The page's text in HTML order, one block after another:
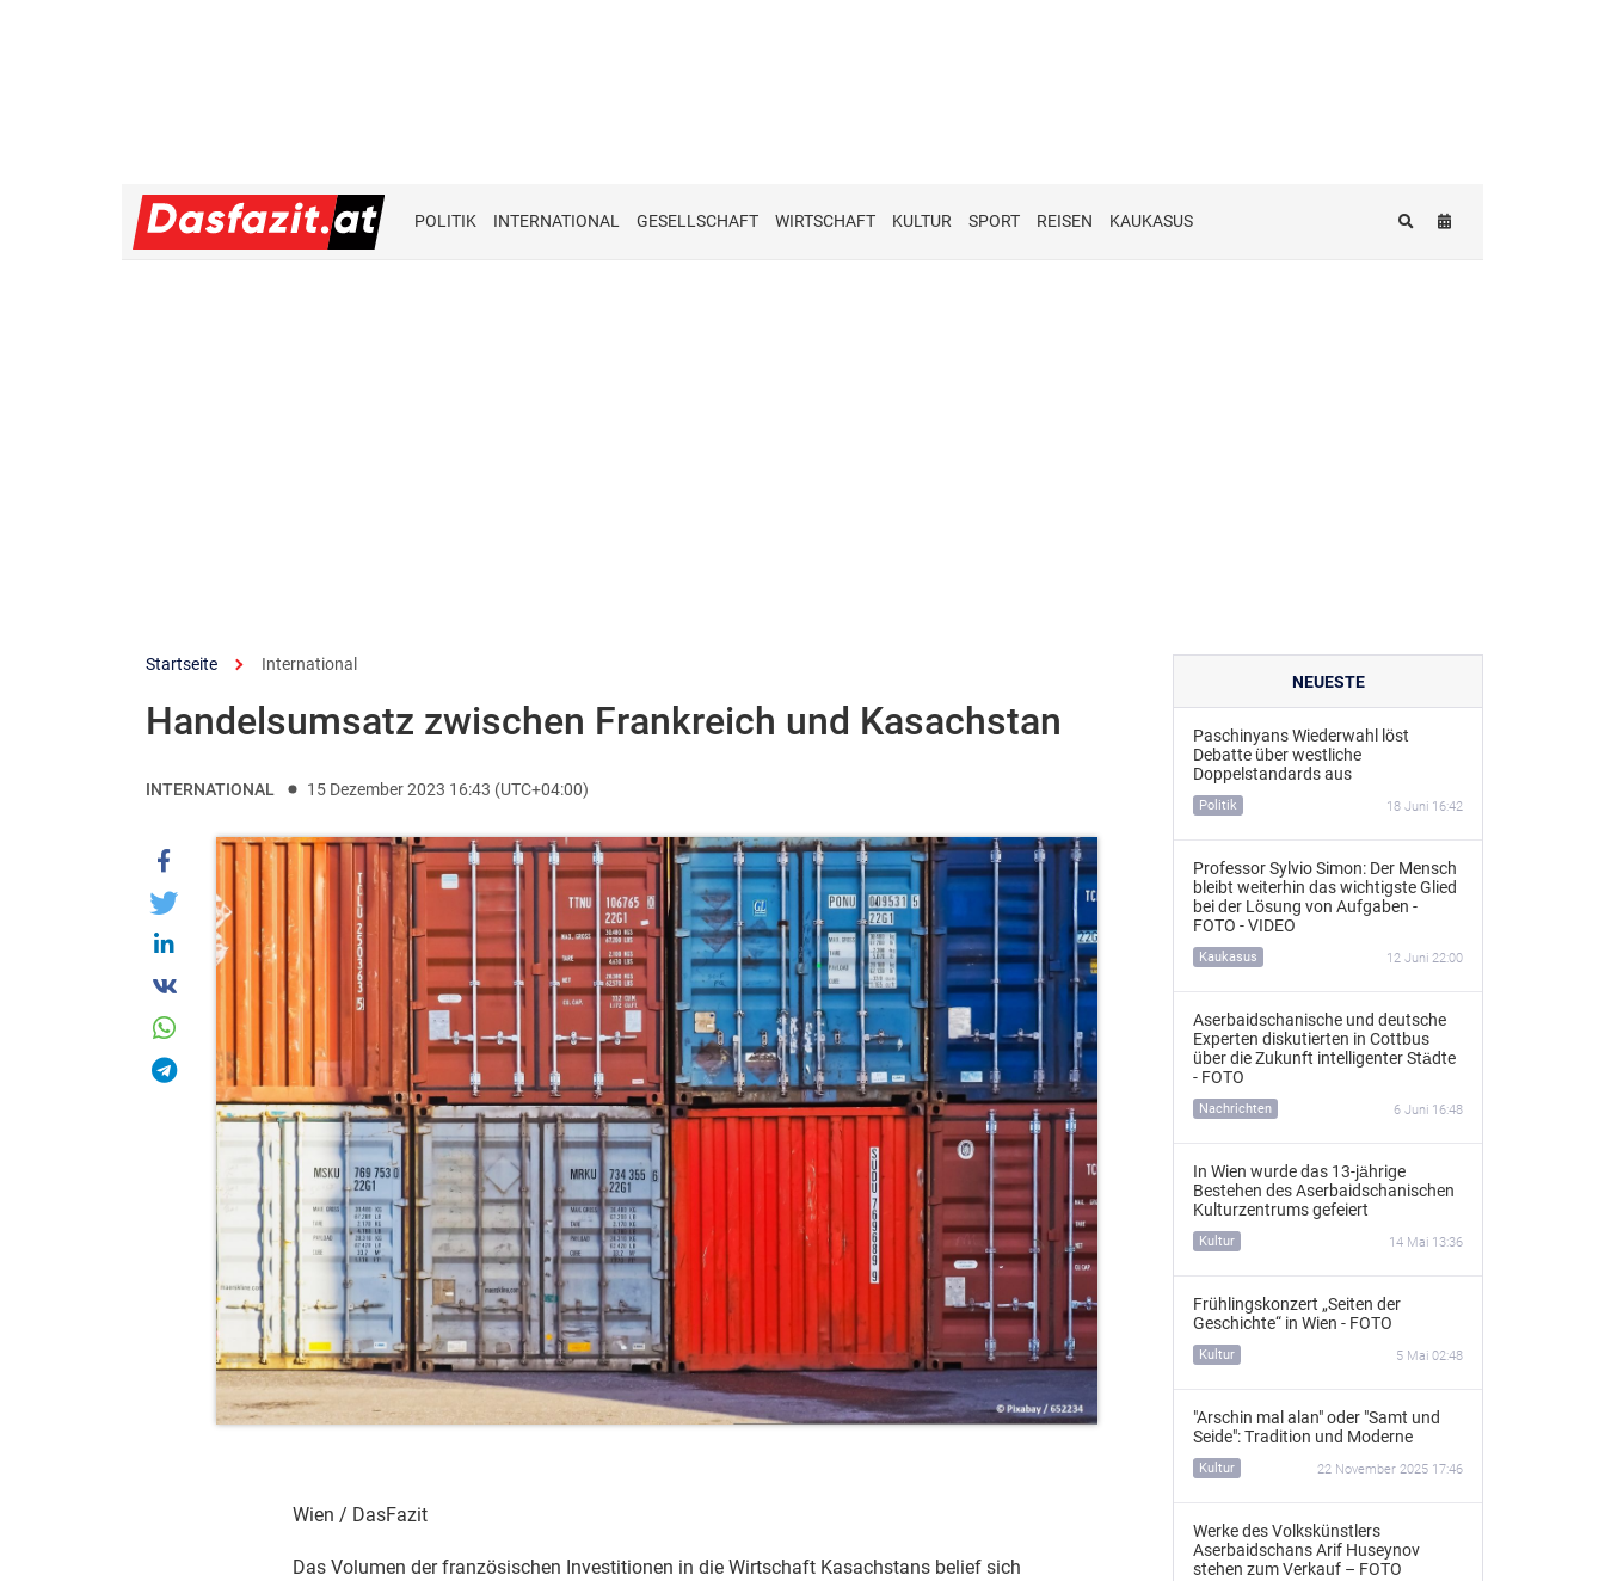
POLITIK INTERNATIONAL GESELLSCHAFT WIRTSCHAFT KULTUR SPORT REISEN KAUKASUS
Startseite International
Handelsumsatz zwischen Frankreich und Kasachstan
INTERNATIONAL 15 Dezember 2023 16:43 (UTC+04:00)
Wien / DasFazit
Das Volumen der französischen Investitionen in die Wirtschaft Kasachstans belief sich
NEUESTE
Paschinyans Wiederwahl löst
Debatte über westliche
Doppelstandards aus
Politik 18 Juni 16:42
Professor Sylvio Simon: Der Mensch
bleibt weiterhin das wichtigste Glied
bei der Lösung von Aufgaben -
FOTO - VIDEO
Kaukasus 12 Juni 22:00
Aserbaidschanische und deutsche
Experten diskutierten in Cottbus
über die Zukunft intelligenter Städte
- FOTO
Nachrichten 6 Juni 16:48
In Wien wurde das 13‑jährige
Bestehen des Aserbaidschanischen
Kulturzentrums gefeiert
Kultur 14 Mai 13:36
Frühlingskonzert „Seiten der
Geschichte“ in Wien - FOTO
Kultur 5 Mai 02:48
"Arschin mal alan" oder "Samt und
Seide": Tradition und Moderne
Kultur 22 November 2025 17:46
Werke des Volkskünstlers
Aserbaidschans Arif Huseynov
stehen zum Verkauf – FOTO